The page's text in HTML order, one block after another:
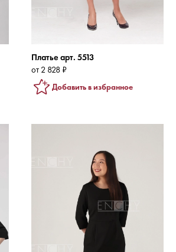
Платье арт. 5513
от 2 828 ₽
Добавить в избранное